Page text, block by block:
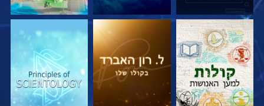
בדוק את הסדרה בדוק את הסדרה בדוק את הסדרה